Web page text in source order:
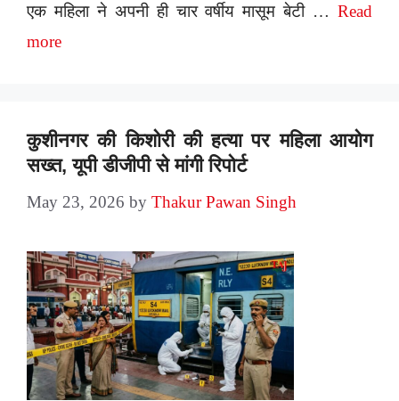
एक महिला ने अपनी ही चार वर्षीय मासूम बेटी … Read
more
कुशीनगर की किशोरी की हत्या पर महिला आयोग
सख्त, यूपी डीजीपी से मांगी रिपोर्ट
May 23, 2026 by Thakur Pawan Singh